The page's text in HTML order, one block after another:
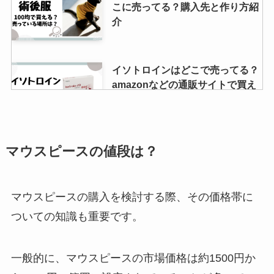
こに売ってる？購入先と作り方紹
介
イソトロインはどこで売ってる？
amazonなどの通販サイトで買え
耐熱ガラスのマグカップは100均
で売ってる？ニトリや無印では？
ものは？
あるの？
マウスピースの値段は？
マウスピースの購入を検討する際、その価格帯に
ついての知識も重要です。
一般的に、マウスピースの市場価格は約1500円か